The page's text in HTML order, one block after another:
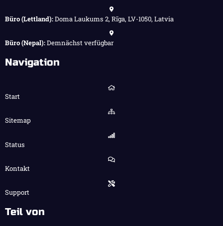
Büro (Lettland):Doma Laukums 2, Rīga, LV-1050, Latvia
Büro (Nepal):Demnächst verfügbar
Navigation
Start
Sitemap
Status
Kontakt
Support
Teil von